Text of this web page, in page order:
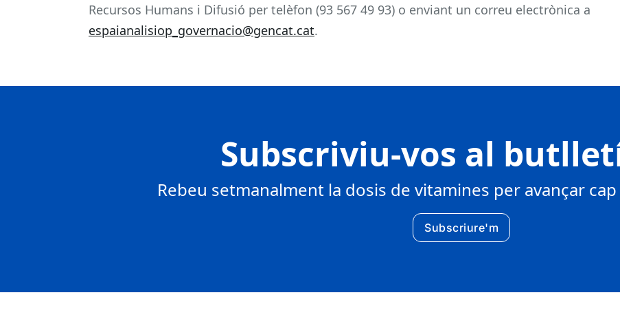
Recursos Humans i Difusió per telèfon (93 567 49 93) o enviant un correu electrònica a
espaianalisiop_governacio@gencat.cat.
Subscriviu-vos al
Rebeu setmanalment la dosis de vitamines per avançar
Subscriure'm